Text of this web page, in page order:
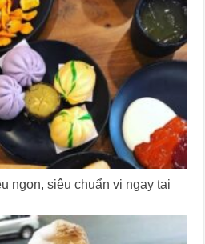
ngon, siêu chuẩn vị ngay tại